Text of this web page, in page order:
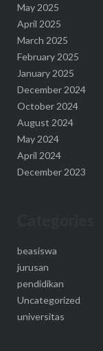
May 2025
April 2025
March 2025
February 2025
January 2025
December 2024
October 2024
August 2024
May 2024
April 2024
December 2023
beasiswa
jurusan
pendidikan
Uncategorized
universitas